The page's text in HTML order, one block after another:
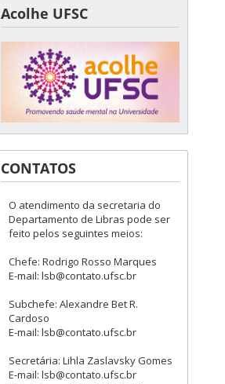
Acolhe UFSC
CONTATOS
O atendimento da secretaria do
Departamento de Libras pode ser
feito pelos seguintes meios:
Chefe: Rodrigo Rosso Marques
E-mail: lsb@contato.ufsc.br
Subchefe: Alexandre Bet R.
Cardoso
E-mail: lsb@contato.ufsc.br
Secretária: Lihla Zaslavsky Gomes
E-mail: lsb@contato.ufsc.br